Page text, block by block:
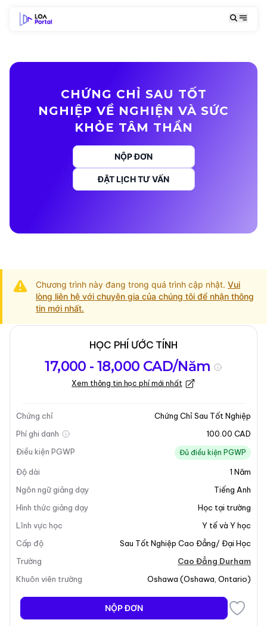
CHỨNG CHỈ SAU TỐT
NGHIỆP VỀ NGHIỆN VÀ SỨC
KHỎE TÂM THẦN
NỘP ĐƠN
ĐẶT LỊCH TƯ VẤN
Chương trình này đang trong quá trình cập nhật. Vui
lòng liên hệ với chuyên gia của chúng tôi để nhận thông
tin mới nhất.
chương trình
Học
Kỳ nhập học
Cập nhật lần cuối vào 04-02-2026
Tổng quan về chương trình
Tổng Quan Chương Trình
Chương trình Chứng Chỉ Sau Tốt Nghiệp Về Nghiện Và
Sức Khỏe Tâm Thần được thiết kế cho sinh viên có
nền tảng giáo dục liên quan. Chương trình chuyên biệt
này được phát triển với sự hợp tác của các chuyên gia
trong lĩnh vực nghiện và sức khỏe tâm thần, bao gồm
cả Tập Đoàn Y Tế Lakeridge. Mục tiêu của chương
trình là trang bị cho sinh viên kiến thức và kỹ năng cần
thiết để giải quyết hai thách thức lớn trong lĩnh vực
hành vi nghiện. Sinh viên sẽ có được cả hiểu biết lý
thuyết và kỹ năng lâm sàng thực tiễn để hỗ trợ khách
HỌC PHÍ ƯỚC TÍNH
17,000 - 18,000 CAD/Năm
Xem thông tin học phí mới nhất
Chứng chỉ
Chứng Chỉ Sau Tốt Nghiệp
Phí ghi danh
100.00 CAD
Điều kiện PGWP
Đủ điều kiện PGWP
Độ dài 1 Năm
Ngôn ngữ giảng dạy
Tiếng Anh
Hình thức giảng dạy
Học tại trường
Lĩnh vực học
Y tế và Y học
Cấp độ
Sau Tốt Nghiệp Cao Đẳng/ Đại Học
Trường
Cao Đẳng Durham
Khuôn viên trường
Oshawa (Oshawa Ontario)
NỘP ĐƠN